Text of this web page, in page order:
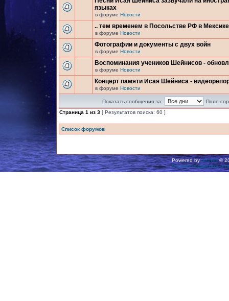
языках
в форуме Новости
.. тем временем в Посольстве РФ в
в форуме Новости
Фотографии и документы с двух войн
в форуме Новости
Воспоминания учеников Шейнисов -
в форуме Новости
Концерт памяти Исая Шейниса -
в форуме Новости
Показать сообщения за:
Поле
Страница 1 из 3 [ Результатов поиска: 60 ]
Список форумов
Powered byphpBB©
Русская поддержка